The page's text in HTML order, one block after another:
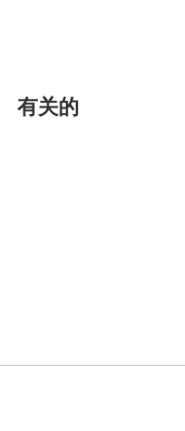
有关的